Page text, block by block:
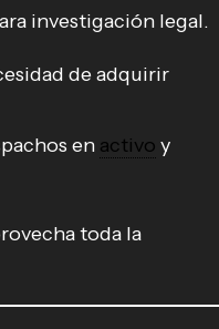
investigación legal.
de adquirir
en activo y
toda la